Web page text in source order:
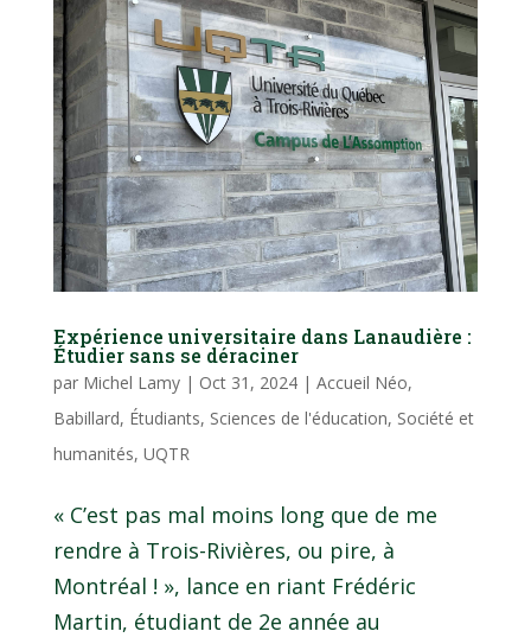
Expérience universitaire dans Lanaudière :
Étudier sans se déraciner
par Michel Lamy| Oct 31, 2024| Accueil Néo,
Babillard, Étudiants, Sciences de l'éducation, Société et
humanités, UQTR
« C’est pas mal moins long que de me
rendre à Trois-Rivières, ou pire, à
Montréal ! », lance en riant Frédéric
Martin, étudiant de 2e année au